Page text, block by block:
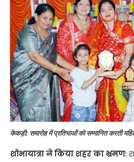
केकड़ी: समारोह में प्रतिभाओं को सम्मानित करती
शोभायात्रा ने किया शहर का भ्रमण: